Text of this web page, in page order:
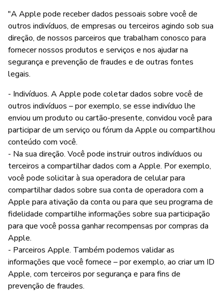
"A Apple pode receber dados pessoais sobre você de
outros indivíduos, de empresas ou terceiros agindo sob sua
direção, de nossos parceiros que trabalham conosco para
fornecer nossos produtos e serviços e nos ajudar na
segurança e prevenção de fraudes e de outras fontes
legais.
- Indivíduos. A Apple pode coletar dados sobre você de
outros indivíduos – por exemplo, se esse indivíduo lhe
enviou um produto ou cartão-presente, convidou você para
participar de um serviço ou fórum da Apple ou compartilhou
conteúdo com você.
- Na sua direção. Você pode instruir outros indivíduos ou
terceiros a compartilhar dados com a Apple. Por exemplo,
você pode solicitar à sua operadora de celular para
compartilhar dados sobre sua conta de operadora com a
Apple para ativação da conta ou para que seu programa de
fidelidade compartilhe informações sobre sua participação
para que você possa ganhar recompensas por compras da
Apple.
- Parceiros Apple. Também podemos validar as
informações que você fornece – por exemplo, ao criar um ID
Apple, com terceiros por segurança e para fins de
prevenção de fraudes.